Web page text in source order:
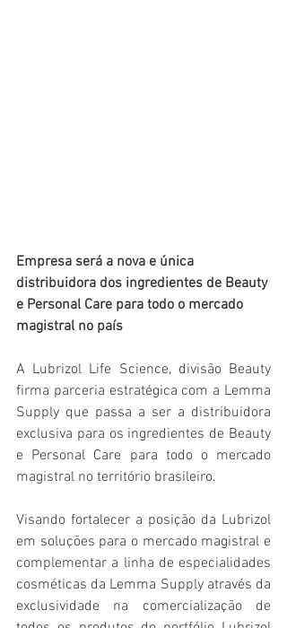
Empresa será a nova e única
distribuidora dos ingredientes de Beauty
e Personal Care para todo o mercado
magistral no país
A Lubrizol Life Science, divisão Beauty
firma parceria estratégica com a Lemma
Supply que passa a ser a distribuidora
exclusiva para os ingredientes de Beauty
e Personal Care para todo o mercado
magistral no território brasileiro.
Visando fortalecer a posição da Lubrizol
em soluções para o mercado magistral e
complementar a linha de especialidades
cosméticas da Lemma Supply através da
exclusividade na comercialização de